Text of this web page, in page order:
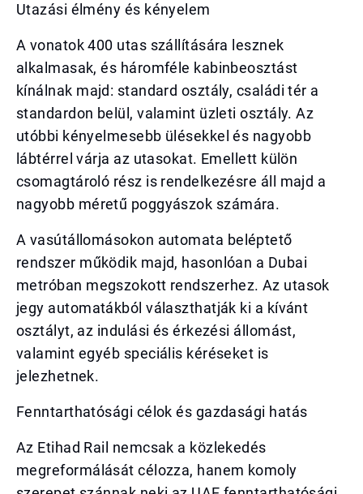
Utazási élmény és kényelem
A vonatok 400 utas szállítására lesznek
alkalmasak, és háromféle kabinbeosztást
kínálnak majd: standard osztály, családi tér a
standardon belül, valamint üzleti osztály. Az
utóbbi kényelmesebb ülésekkel és nagyobb
lábtérrel várja az utasokat. Emellett külön
csomagtároló rész is rendelkezésre áll majd a
nagyobb méretű poggyászok számára.
A vasútállomásokon automata beléptető
rendszer működik majd, hasonlóan a Dubai
metróban megszokott rendszerhez. Az utasok
jegy automatákból választhatják ki a kívánt
osztályt, az indulási és érkezési állomást,
valamint egyéb speciális kéréseket is
jelezhetnek.
Fenntarthatósági célok és gazdasági hatás
Az Etihad Rail nemcsak a közlekedés
megreformálását célozza, hanem komoly